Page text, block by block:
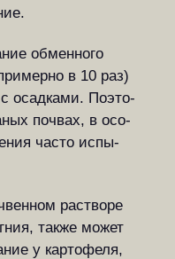
об­мен­но­го
в 10 раз)
осад­ка­ми. По­это­
по­чвах, в осо­
часто ис­пы­
ра­ство­ре
так­же мо­жет
у кар­то­фе­ля,